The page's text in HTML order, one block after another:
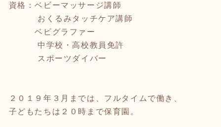
資格：ベビーマッサージ講師
おくるみタッチケア講師
ベビグラファー
中学校・高校教員免許
スポーツダイバー
２０１９年３月までは、フルタイムで働き、
子どもたちは２０時まで保育園。